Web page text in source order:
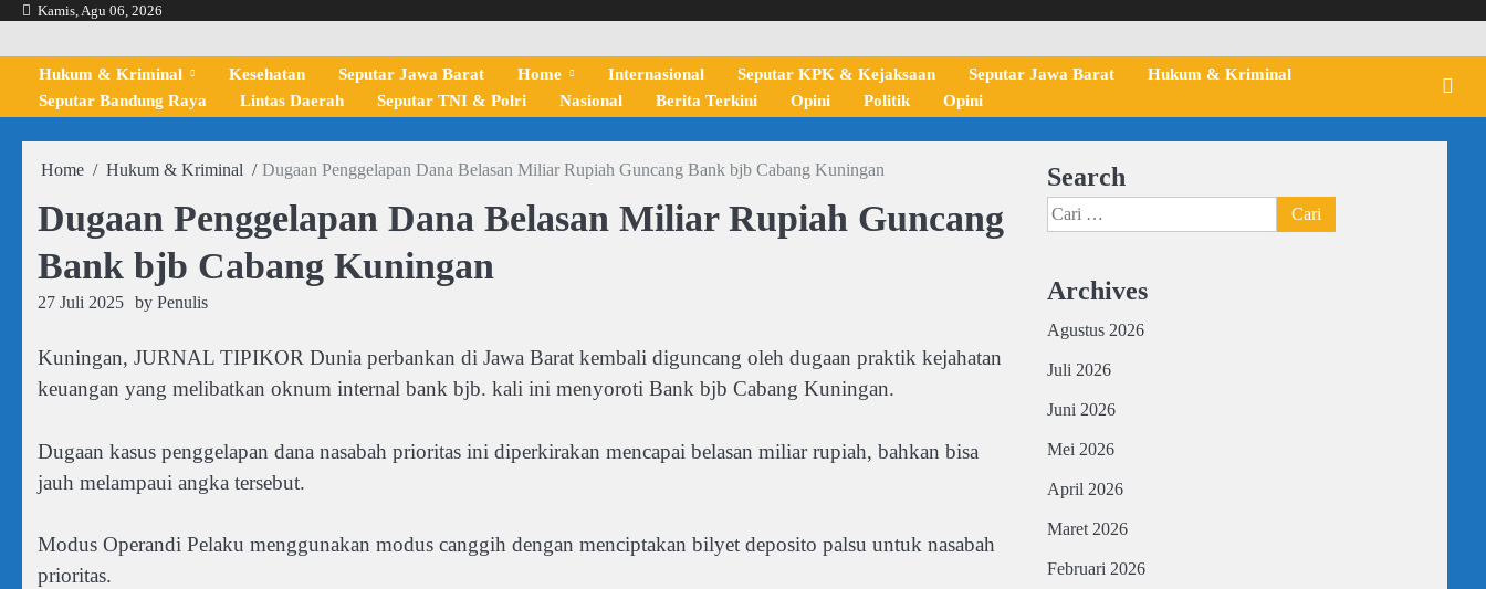
Skip
content
Kamis, Agu 06, 2026
Hukum & Kriminal Kesehatan Seputar Jawa Barat Home Internasional Seputar KPK & Kejaksaan Seputar Jawa Barat
Hukum & Kriminal
Seputar Bandung Raya
Lintas Daerah Seputar TNI & Polri Nasional Berita Terkini Opini Politik Opini
Home Hukum & Kriminal Dugaan Penggelapan Dana Belasan Miliar Rupiah Guncang Bank bjb Cabang Kuningan
Dugaan Penggelapan Dana Belasan Miliar Rupiah Guncang
Bank bjb Cabang Kuningan
27 Juli 2025 by Penulis
Kuningan, JURNAL TIPIKOR Dunia perbankan di Jawa Barat kembali diguncang oleh dugaan praktik kejahatan
keuangan yang melibatkan oknum internal bank bjb. kali ini menyoroti Bank bjb Cabang Kuningan.
Dugaan kasus penggelapan dana nasabah prioritas ini diperkirakan mencapai belasan miliar rupiah, bahkan bisa
jauh melampaui angka tersebut.
Modus Operandi Pelaku menggunakan modus canggih dengan menciptakan bilyet deposito palsu untuk nasabah
prioritas.
Search
Cari
untuk:
Archives
Agustus 2026
Juli 2026
Juni 2026
Mei 2026
April 2026
Maret 2026
Februari 2026